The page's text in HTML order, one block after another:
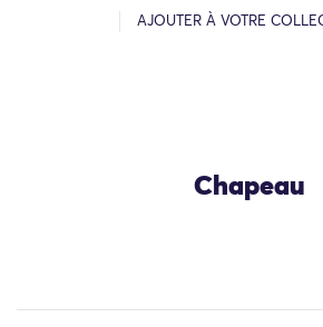
AJOUTER À VOTRE
Chapeau